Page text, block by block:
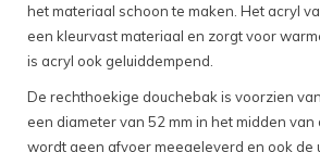
het materiaal schoon te maken. Het acryl
een kleurvast materiaal en zorgt voor
is acryl ook geluiddempend.
De rechthoekige douchebak is voorzien
een diameter van 52 mm in het midden van
wordt geen afvoer meegeleverd en ook de